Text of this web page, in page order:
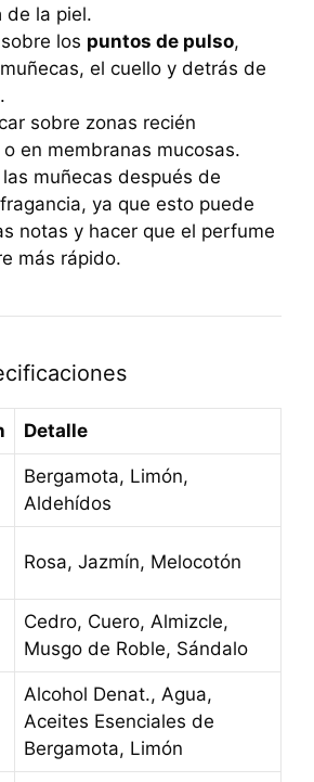
de la piel.
los puntos de pulso,
el cuello y detrás de
sobre zonas recién
en membranas mucosas.
muñecas después de
ya que esto puede
notas y hacer que el perfume
más rápido.
Detalle
Bergamota, Limón,
Aldehídos
Rosa, Jazmín, Melocotón
Cedro, Cuero, Almizcle,
Musgo de Roble, Sándalo
Alcohol Denat., Agua,
Aceites Esenciales de
Bergamota, Limón